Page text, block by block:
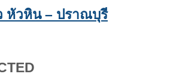
หัวหิน – ปราณบุรี